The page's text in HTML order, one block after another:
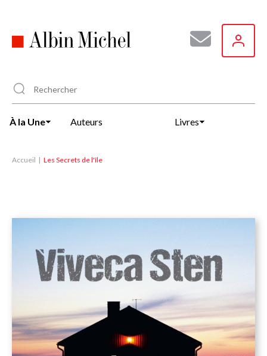
principal
À la Une Auteurs Livres
Accueil Les Secrets de l'île